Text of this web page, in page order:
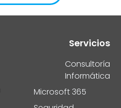
Servicios
Consultoría
Informática
Microsoft 365